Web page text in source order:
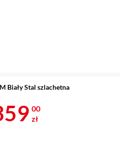
Biały Stal szlachetna
359 zł
00
zł